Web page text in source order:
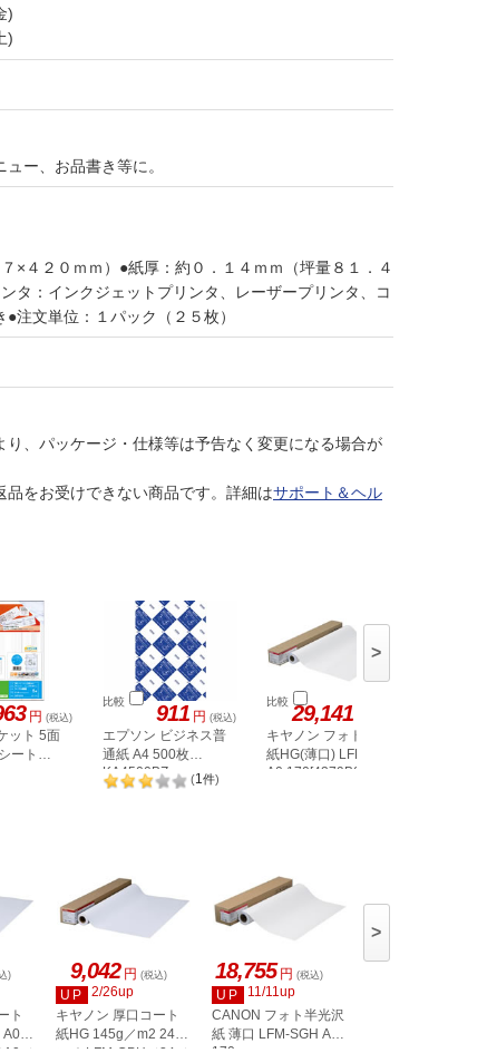
)
)
ー、お品書き等に。
×４２０ｍｍ）●紙厚：約０．１４ｍｍ（坪量８１．４
タ：インクジェットプリンタ、レーザープリンタ、コ
注文単位：１パック（２５枚）
、パッケージ・仕様等は予告なく変更になる場合が
をお受けできない商品です。詳細はサポート＆ヘル
円 (税込)
ット 5面
ート
比較 911 円 (税込)
エプソン ビジネス普
通紙 A4 500枚
KA4500BZ
(1件)
比較 29,141
キヤノン フォト光沢
紙HG(薄口) LFM-GPH
A0 170[4379B006]
>
)
ト
サ
9,042 円 (税込)
UP
2/26up
キヤノン 厚口コート
紙HG 145g／m2 24イ
18,755 円 (税込)
UP
11/11up
CANON フォト半光沢
紙 薄口 LFM-SGH A1
>